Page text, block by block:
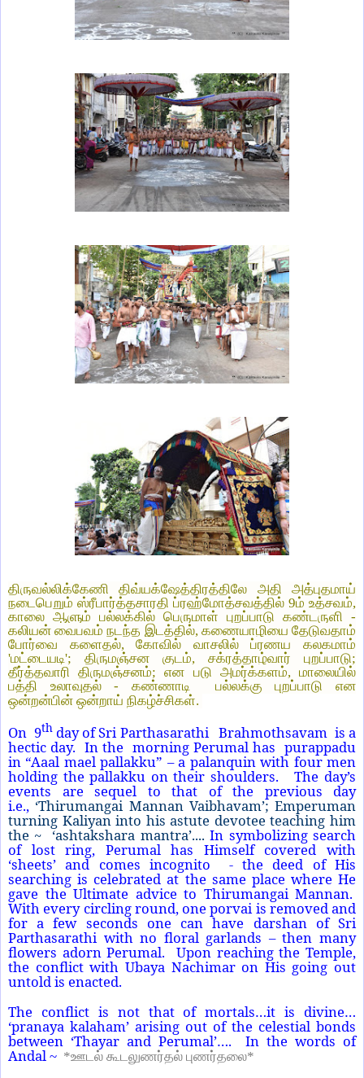
திருவல்லிக்கேணி திவ்யக்ஷேத்திரத்திலே அதி அத்புதமாய்
நடைபெறும் ஸ்ரீபார்த்தசாரதி ப்ரஹ்மோத்சவத்தில் 9ம் உத்சவம்,
காலை ஆளும் பல்லக்கில் பெருமாள் புறப்பாடு கண்டருளி -
கலியன் வைபவம் நடந்த இடத்தில், கணையாழியை தேடுவதாம்
போர்வை களைதல், கோவில் வாசலில் ப்ரணய கலகமாம்
'மட்டையடி'; திருமஞ்சன குடம், சக்ரத்தாழ்வார் புறப்பாடு;
தீர்த்தவாரி திருமஞ்சனம்; என படு அமர்க்களம், மாலையில்
பத்தி உலாவுதல் - கண்ணாடி பல்லக்கு புறப்பாடு என
ஒன்றன்பின் ஒன்றாய் நிகழ்ச்சிகள்.
On 9thday of Sri Parthasarathi Brahmothsavam is a
hectic day. In the morning Perumal has purappadu
in “Aaal mael pallakku” – a palanquin with four men
holding the pallakku on their shoulders. The day’s
events are sequel to that of the previous day
i.e., ‘Thirumangai Mannan Vaibhavam’; Emperuman
turning Kaliyan into his astute devotee teaching him
the ~ ‘ashtakshara mantra’....In symbolizing search
of lost ring, Perumal has Himself covered with
‘sheets’ and comes incognito - the deed of His
searching is celebrated at the same place where He
gave the Ultimate advice to Thirumangai Mannan.
With every circling round, one porvai is removed and
for a few seconds one can have darshan of Sri
Parthasarathi with no floral garlands – then many
flowers adorn Perumal. Upon reaching the Temple,
the conflict with Ubaya Nachimar on His going out
untold is enacted.
The conflict is not that of mortals…it is divine…
‘pranaya kalaham’ arising out of the celestial bonds
between ‘Thayar and Perumal’…. In the words of
Andal ~ *ஊடல் கூடலுணர்தல் புணர்தலை*